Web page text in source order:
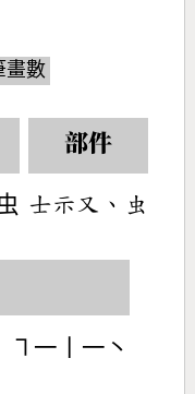
畫數
部件
󶁤󶄚󶁓󶀅󶅶
一丨一丶